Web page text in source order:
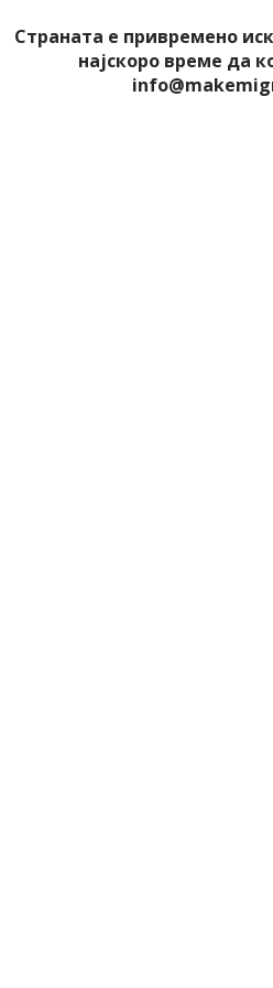
Страната е привремено
најскоро време да